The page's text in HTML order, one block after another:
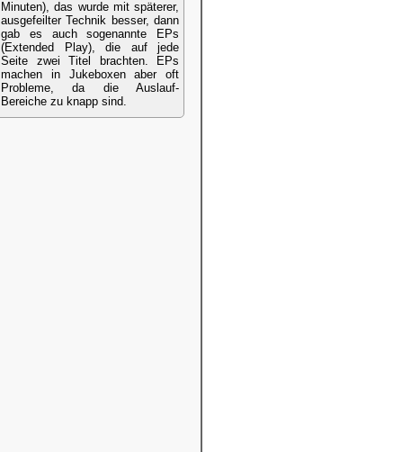
Minuten), das wurde mit späterer,
ausgefeilter Technik besser, dann
gab es auch sogenannte EPs
(Extended Play), die auf jede
Seite zwei Titel brachten. EPs
machen in Jukeboxen aber oft
Probleme, da die Auslauf-
Bereiche zu knapp sind.